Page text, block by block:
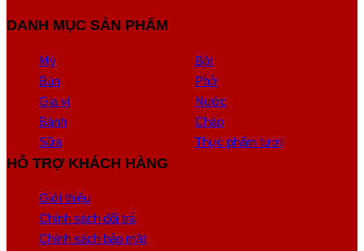
DANH MỤC SẢN PHẨM
Mỳ
Bột
Bún
Phở
Gia vị
Nước
Bánh
Cháo
Sữa
Thực phẩm tươi
HỖ TRỢ KHÁCH HÀNG
Giới thiệu
Chính sách đổi trả
Chính sách bảo mật